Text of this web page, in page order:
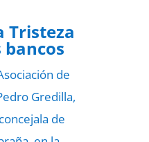
Tristeza
de
Gredilla,
de